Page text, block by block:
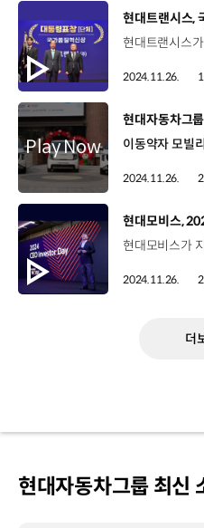
[동영상]
현대트랜시스,
2024.11.26.
[동영상]
현대자동차그
2024.11.26.
[동영상]
현대모비스,
2024.11.26.
더
현대자동차그룹 최신